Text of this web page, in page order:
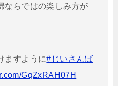
ならではの楽しみ方が
ますように#じいさんば
GqZxRAH07H